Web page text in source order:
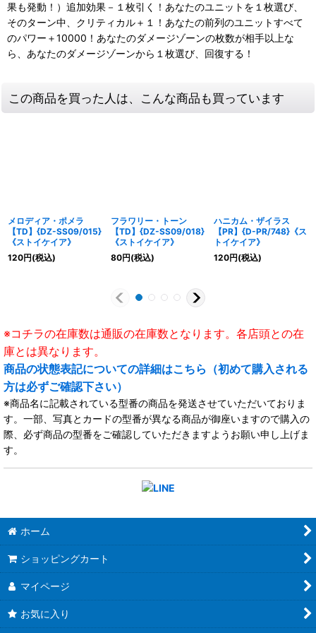
果も発動！）追加効果－１枚引く！あなたのユニットを１枚選び、
そのターン中、クリティカル＋１！あなたの前列のユニットすべて
のパワー＋10000！あなたのダメージゾーンの枚数が相手以上な
ら、あなたのダメージゾーンから１枚選び、回復する！
この商品を買った人は、こんな商品も買っています
メロディア・ポメラ
【TD】{DZ-SS09/015}
《ストイケイア》
120円(税込)
フラワリー・トーン
【TD】{DZ-SS09/018}
《ストイケイア》
80円(税込)
ハニカム・ザイラス
【PR】{D-PR/748}《ス
トイケイア》
120円(税込)
※コチラの在庫数は通販の在庫数となります。各店頭との在
庫とは異なります。
商品の状態表記についての詳細はこちら（初めて購入される
方は必ずご確認下さい）
※商品名に記載されている型番の商品を発送させていただいておりま
す。一部、写真とカードの型番が異なる商品が御座いますので購入の
際、必ず商品の型番をご確認していただきますようお願い申し上げま
す。
ホーム
ショッピングカート
マイページ
お気に入り